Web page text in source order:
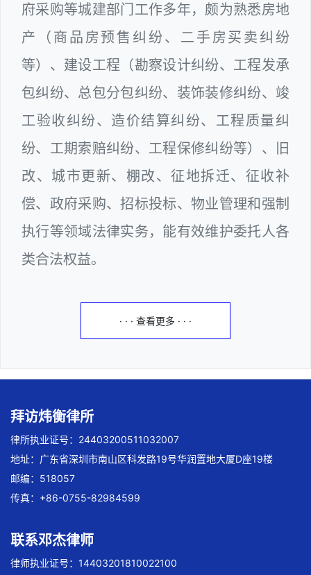
府采购等城建部门工作多年，颇为熟悉房地
产（商品房预售纠纷、二手房买卖纠纷
等）、建设工程（勘察设计纠纷、工程发承
包纠纷、总包分包纠纷、装饰装修纠纷、竣
工验收纠纷、造价结算纠纷、工程质量纠
纷、工期索赔纠纷、工程保修纠纷等）、旧
改、城市更新、棚改、征地拆迁、征收补
偿、政府采购、招标投标、物业管理和强制
执行等领域法律实务，能有效维护委托人各
类合法权益。
· · · 查看更多 · · ·
拜访炜衡律所
律所执业证号：24403200511032007
地址：广东省深圳市南山区科发路19号华润置地大厦D座19楼
邮编：518057
传真：+86-0755-82984599
联系邓杰律师
律师执业证号：14403201810022100